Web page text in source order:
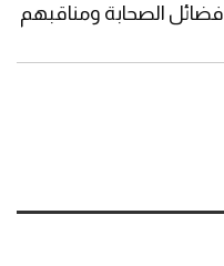
فضائل الصحابة ومناقبهم